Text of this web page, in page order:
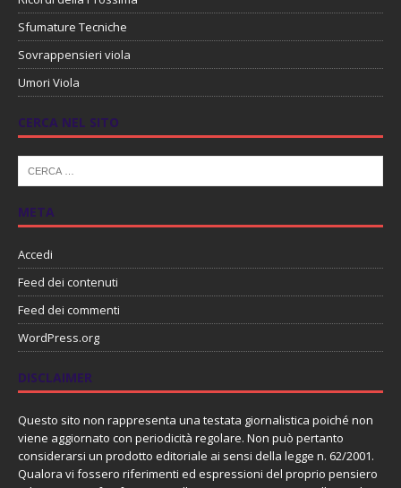
Sfumature Tecniche
Sovrappensieri viola
Umori Viola
CERCA NEL SITO
META
Accedi
Feed dei contenuti
Feed dei commenti
WordPress.org
DISCLAIMER
Questo sito non rappresenta una testata giornalistica poiché non
viene aggiornato con periodicità regolare. Non può pertanto
considerarsi un prodotto editoriale ai sensi della legge n. 62/2001.
Qualora vi fossero riferimenti ed espressioni del proprio pensiero